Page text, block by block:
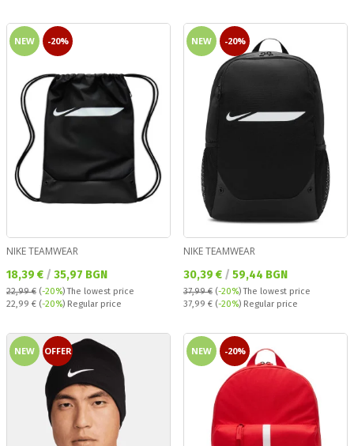
NEW -20%
NIKE TEAMWEAR
Текуща цена:
18,39 € / 35,97 BGN
22,99 € (-20%)The lowest price
Regular price:
22,99 € (-20%) Regular price
NEW -20%
NIKE TEAMWEAR
Текуща цена:
30,39 € / 59,44 BGN
37,99 € (-20%)The lowest price
Regular price:
37,99 € (-20%) Regular price
NEW OFFER NEW -20%